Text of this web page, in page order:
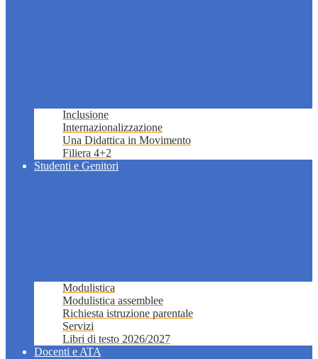
Inclusione
Internazionalizzazione
Una Didattica in Movimento
Filiera 4+2
Studenti e Genitori
Modulistica
Modulistica assemblee
Richiesta istruzione parentale
Servizi
Libri di testo 2026/2027
Docenti e ATA